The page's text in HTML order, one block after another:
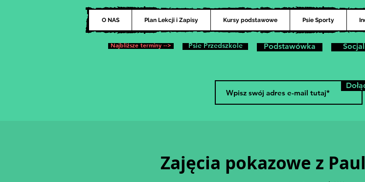
O NAS Plan Lekcji i Zapisy Kursy podstawowe Psie Sporty
Najbliższe terminy --> Psie Przedszkole Podstawówka
Zajęcia pokazowe z